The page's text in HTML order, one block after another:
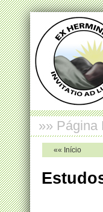
»» Página
«« Início